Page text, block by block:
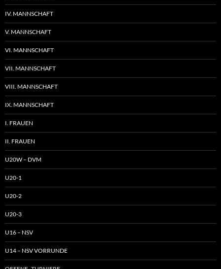
IV. MANNSCHAFT
V. MANNSCHAFT
VI. MANNSCHAFT
VII. MANNSCHAFT
VIII. MANNSCHAFT
IX. MANNSCHAFT
I. FRAUEN
II. FRAUEN
U20W – DVM
U20-1
U20-2
U20-3
U16 – NSV
U14 – NSV VORRUNDE